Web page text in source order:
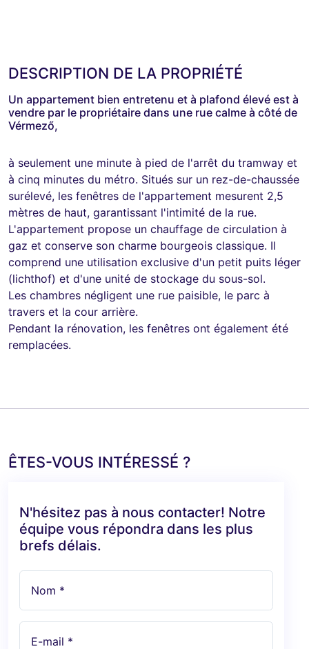
DESCRIPTION DE LA PROPRIÉTÉ
Un appartement bien entretenu et à plafond élevé est à
vendre par le propriétaire dans une rue calme à côté de
Vérmező,
à seulement une minute à pied de l'arrêt du tramway et
à cinq minutes du métro. Situés sur un rez-de-chaussée
surélevé, les fenêtres de l'appartement mesurent 2,5
mètres de haut, garantissant l'intimité de la rue.
L'appartement propose un chauffage de circulation à
gaz et conserve son charme bourgeois classique. Il
comprend une utilisation exclusive d'un petit puits léger
(lichthof) et d'une unité de stockage du sous-sol.
Les chambres négligent une rue paisible, le parc à
travers et la cour arrière.
Pendant la rénovation, les fenêtres ont également été
remplacées.
ÊTES-VOUS INTÉRESSÉ ?
N'hésitez pas à nous contacter! Notre
équipe vous répondra dans les plus
brefs délais.
Nom *
E-mail *